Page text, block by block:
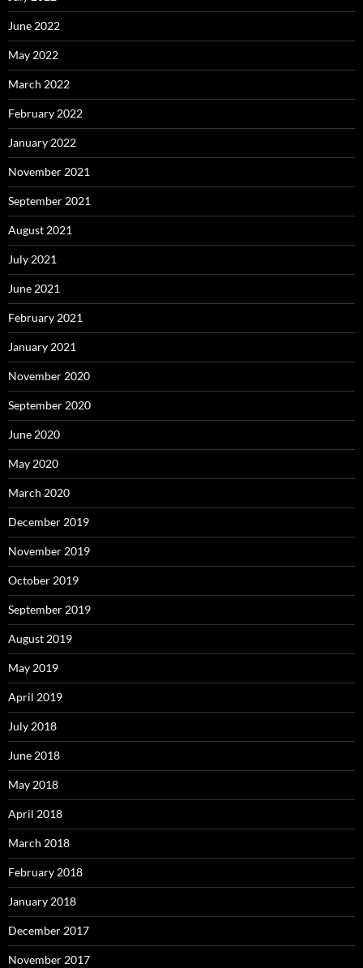
June 2022
May 2022
March 2022
February 2022
January 2022
November 2021
September 2021
August 2021
July 2021
June 2021
February 2021
January 2021
November 2020
September 2020
June 2020
May 2020
March 2020
December 2019
November 2019
October 2019
September 2019
August 2019
May 2019
April 2019
July 2018
June 2018
May 2018
April 2018
March 2018
February 2018
January 2018
December 2017
November 2017